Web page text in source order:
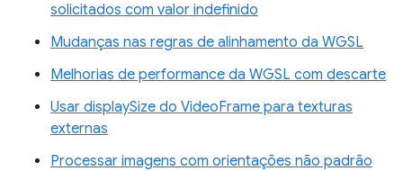
solicitados com valor indefinido
Mudanças nas regras de alinhamento da WGSL
Melhorias de performance da WGSL com descarte
Usar displaySize do VideoFrame para texturas
externas
Processar imagens com orientações não padrão